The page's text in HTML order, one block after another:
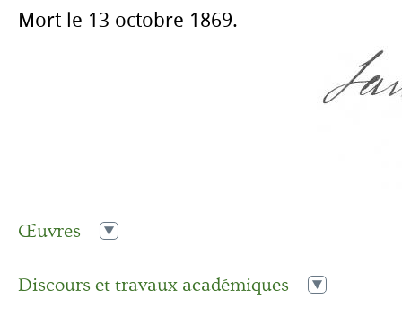
Mort le 13 octobre 1869.
Œuvres
1829
Vie, poésies et pensées de Joseph Delorme
Discours et travaux académiques